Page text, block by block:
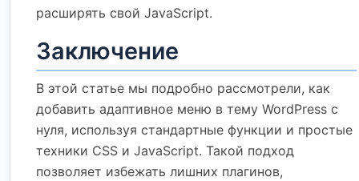
расширять свой JavaScript.
Заключение
В этой статье мы подробно рассмотрели, как
добавить адаптивное меню в тему WordPress с
нуля, используя стандартные функции и простые
техники CSS и JavaScript. Такой подход
позволяет избежать лишних плагинов,